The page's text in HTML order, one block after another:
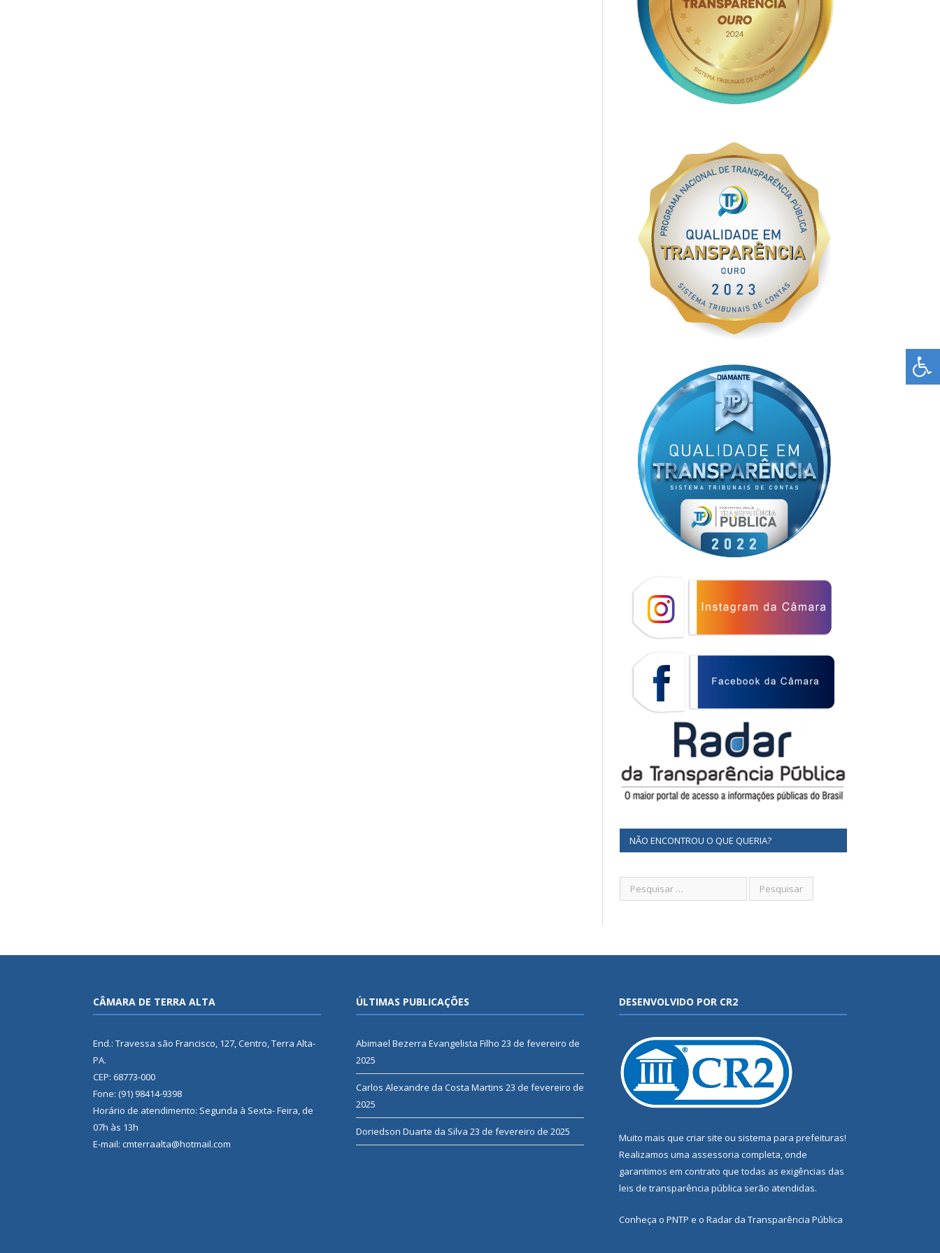
NÃO ENCONTROU O QUE QUERIA?
CÂMARA DE TERRA ALTA
End.: Travessa são Francisco, 127, Centro, Terra Alta-
PA.
CEP: 68773-000
Fone: (91) 98414-9398
Horário de atendimento: Segunda à Sexta- Feira, de
07h às 13h
E-mail: cmterraalta@hotmail.com
ÚLTIMAS PUBLICAÇÕES
Abimael Bezerra Evangelista Filho 23 de fevereiro de
2025
Carlos Alexandre da Costa Martins 23 de fevereiro de
2025
Doriedson Duarte da Silva 23 de fevereiro de 2025
DESENVOLVIDO POR CR2
Muito mais que criar site ou sistema para prefeituras!
Realizamos uma assessoria completa, onde
garantimos em contrato que todas as exigências das
leis de transparência pública serão atendidas.
Conheça o PNTP e o Radar da Transparência Pública